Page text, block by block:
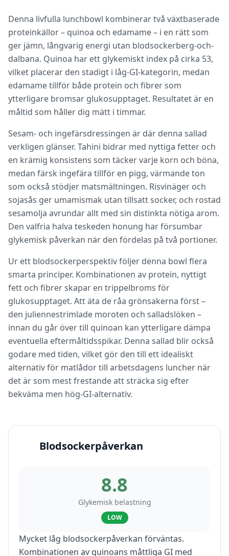
Denna livfulla lunchbowl kombinerar två växtbaserade
proteinkällor – quinoa och edamame – i en rätt som
ger jämn, långvarig energi utan blodsockerberg-och-
dalbana. Quinoa har ett glykemiskt index på cirka 53,
vilket placerar den stadigt i låg-GI-kategorin, medan
edamame tillför både protein och fibrer som
ytterligare bromsar glukosupptaget. Resultatet är en
måltid som håller dig mätt i timmar.
Sesam- och ingefärsdressingen är där denna sallad
verkligen glänser. Tahini bidrar med nyttiga fetter och
en krämig konsistens som täcker varje korn och böna,
medan färsk ingefära tillför en pigg, värmande ton
som också stödjer matsmältningen. Risvinäger och
sojasås ger umamismak utan tillsatt socker, och rostad
sesamolja avrundar allt med sin distinkta nötiga arom.
Den valfria halva teskeden honung har försumbar
glykemisk påverkan när den fördelas på två portioner.
Ur ett blodsockerperspektiv följer denna bowl flera
smarta principer. Kombinationen av protein, nyttigt
fett och fibrer skapar en trippelbroms för
glukosupptaget. Att äta de råa grönsakerna först –
den juliennestrimlade moroten och salladslöken –
innan du går över till quinoan kan ytterligare dämpa
eventuella eftermåltidsspikar. Denna sallad blir också
godare med tiden, vilket gör den till ett idealiskt
alternativ för matlådor till arbetsdagens luncher när
det är som mest frestande att sträcka sig efter
bekväma men hög-GI-alternativ.
Blodsockerpåverkan
8.8
Glykemisk belastning
LOW
Mycket låg blodsockerpåverkan förväntas.
Kombinationen av quinoans måttliga GI med